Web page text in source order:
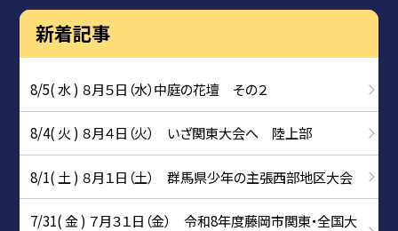
新着記事
8/5( 水 ) ８月５日（水）中庭の花壇 その２
8/4( 火 ) ８月４日（火） いざ関東大会へ 陸上部
8/1( 土 ) ８月１日（土） 群馬県少年の主張西部地区大会
7/31( 金 ) ７月３１日（金） 令和8年度藤岡市関東・全国大